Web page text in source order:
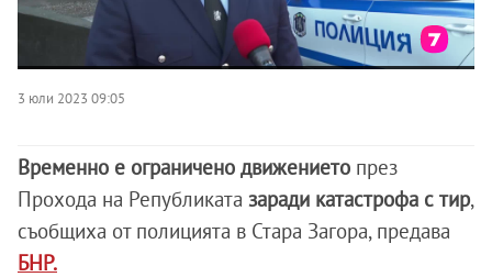
3 юли 2023 09:05
Временно е ограничено движението през
Прохода на Републиката заради катастрофа с тир,
съобщиха от полицията в Стара Загора, предава
БНР.